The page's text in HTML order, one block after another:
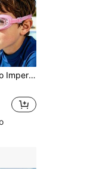
em Várias Cores., Regresso às Aulas